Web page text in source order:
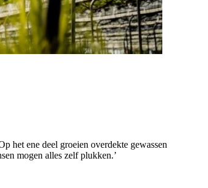
het ene deel groeien overdekte gewassen
mogen alles zelf plukken.’